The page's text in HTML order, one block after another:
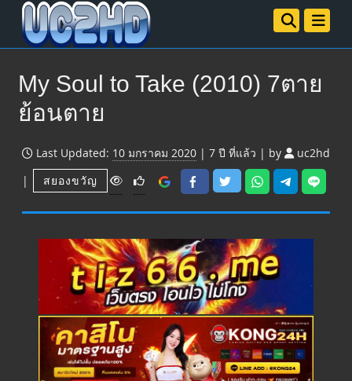
My Soul to Take (2010) 7ตาย
ย้อนตาย
Last Updated: 10 มกราคม 2020 | 7 ปี ที่แล้ว | by
uc2hd
|
สยองขวัญ
V
w
s